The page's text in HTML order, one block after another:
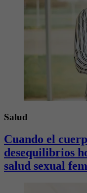
Salud
Cuando el
desequilibrios
salud sexual